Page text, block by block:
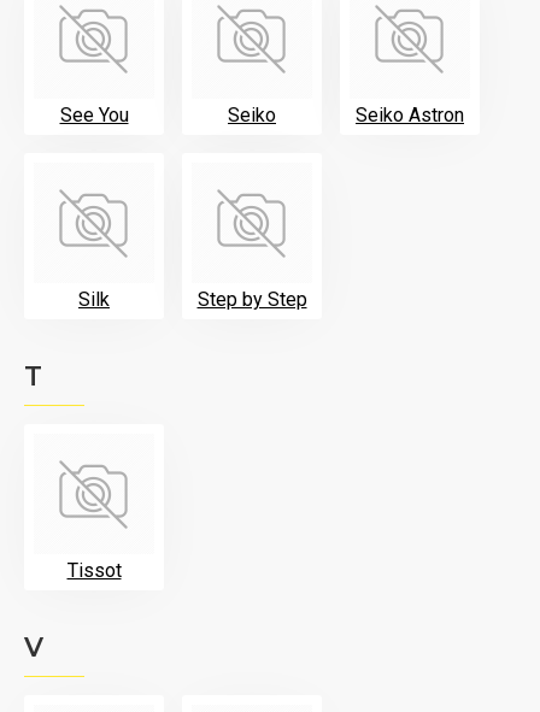
See You Seiko Seiko Astron
Silk Step by Step
T
Tissot
V